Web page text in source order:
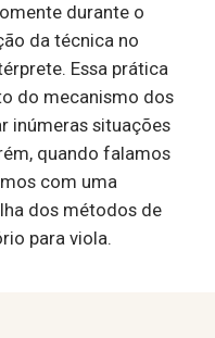
durante o
da técnica no
Essa prática
do mecanismo dos
inúmeras situações
quando falamos
com uma
dos métodos de
para viola.